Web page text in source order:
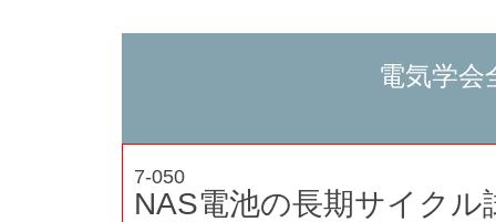
電気学会
7-050
NAS電池の長期サイクル